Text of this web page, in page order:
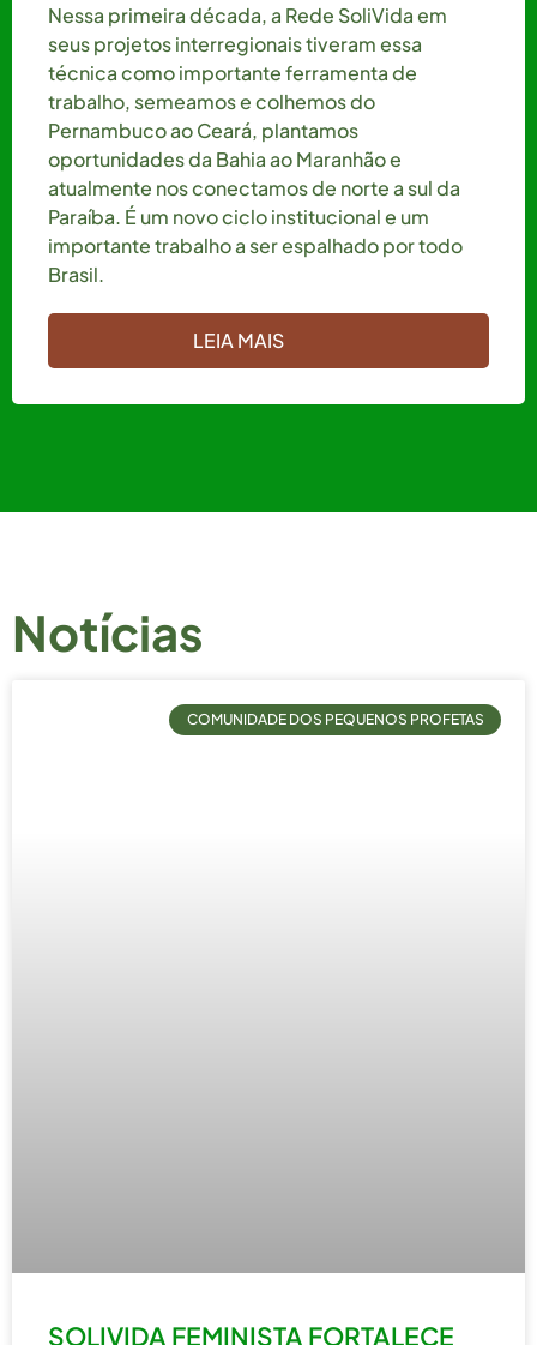
Nessa primeira década, a Rede SoliVida em
seus projetos interregionais tiveram essa
técnica como importante ferramenta de
trabalho, semeamos e colhemos do
Pernambuco ao Ceará, plantamos
oportunidades da Bahia ao Maranhão e
atualmente nos conectamos de norte a sul da
Paraíba. É um novo ciclo institucional e um
importante trabalho a ser espalhado por todo
Brasil.
LEIA MAIS
Notícias
COMUNIDADE DOS PEQUENOS PROFETAS
SOLIVIDA FEMINISTA FORTALECE